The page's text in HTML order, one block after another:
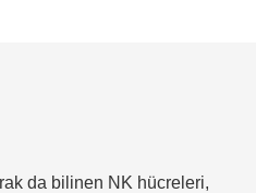
da bilinen NK hücreleri,